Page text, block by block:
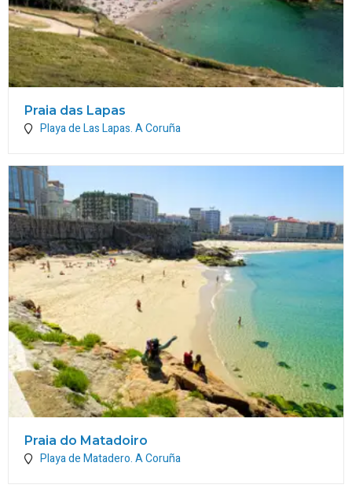
Praia das Lapas
Playa de Las Lapas.A Coruña
Praia do Matadoiro
Playa de Matadero.A Coruña